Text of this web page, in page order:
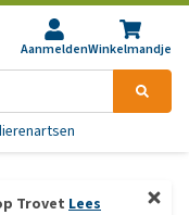
AanmeldenWinkelmandje
Trovet Lees